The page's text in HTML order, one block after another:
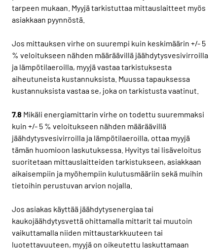
tarpeen mukaan. Myyjä tarkistuttaa mittauslaitteet myös
asiakkaan pyynnöstä.
Jos mittauksen virhe on suurempi kuin keskimäärin +/- 5
% veloitukseen nähden määräävillä jäähdytysvesivirroilla
ja lämpötilaeroilla, myyjä vastaa tarkistuksesta
aiheutuneista kustannuksista. Muussa tapauksessa
kustannuksista vastaa se, joka on tarkistusta vaatinut.
7.8 Mikäli energiamittarin virhe on todettu suuremmaksi
kuin +/- 5 % veloitukseen nähden määräävillä
jäähdytysvesivirroilla ja lämpötilaeroilla, ottaa myyjä
tämän huomioon laskutuksessa. Hyvitys tai lisäveloitus
suoritetaan mittauslaitteiden tarkistukseen, asiakkaan
aikaisempiin ja myöhempiin kulutusmääriin sekä muihin
tietoihin perustuvan arvion nojalla.
Jos asiakas käyttää jäähdytysenergiaa tai
kaukojäähdytysvettä ohittamalla mittarit tai muutoin
vaikuttamalla niiden mittaustarkkuuteen tai
luotettavuuteen, myyjä on oikeutettu laskuttamaan